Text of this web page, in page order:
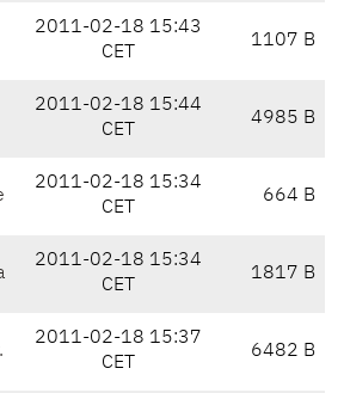
2011-02-18 15:43
CET
1107 B
2011-02-18 15:44
CET
4985 B
2011-02-18 15:34
CET
664 B
2011-02-18 15:34
CET
1817 B
2011-02-18 15:37
CET
6482 B